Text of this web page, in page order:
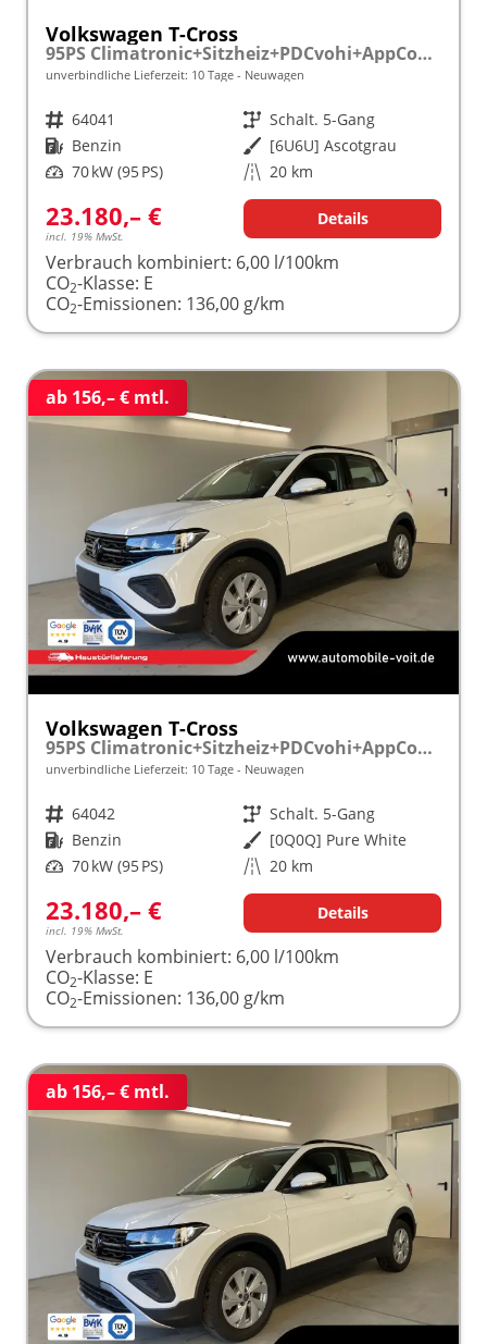
Volkswagen T-Cross
95PS Climatronic+Sitzheiz+PDCvohi+AppConnect+Side+TravelAssist+ACC
unverbindliche Lieferzeit: 10 Tage Neuwagen
Fahrzeugnr. 64041 Getriebe Schalt. 5-Gang
Kraftstoff Benzin Außenfarbe [6U6U] Ascotgrau
Leistung 70 kW (95 PS) Kilometerstand 20 km
23.180,– €
incl. 19% MwSt.
Details
Verbrauch kombiniert: 6,00 l/100km
CO2-Klasse: E
CO2-Emissionen: 136,00 g/km
ab 156,– € mtl.
Volkswagen T-Cross
95PS Climatronic+Sitzheiz+PDCvohi+AppConnect+Side+TravelAssist+ACC
unverbindliche Lieferzeit: 10 Tage Neuwagen
Fahrzeugnr. 64042 Getriebe Schalt. 5-Gang
Kraftstoff Benzin Außenfarbe [0Q0Q] Pure White
Leistung 70 kW (95 PS) Kilometerstand 20 km
23.180,– €
incl. 19% MwSt.
Details
Verbrauch kombiniert: 6,00 l/100km
CO2-Klasse: E
CO2-Emissionen: 136,00 g/km
ab 156,– € mtl.